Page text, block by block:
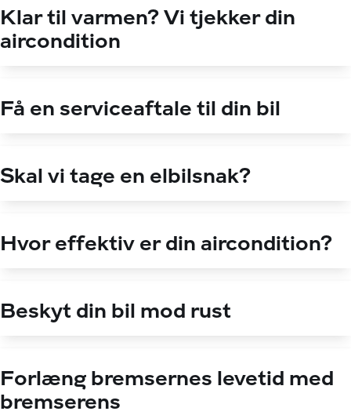
Klar til varmen? Vi tjekker din
aircondition
Få en serviceaftale til din bil
Skal vi tage en elbilsnak?
Hvor effektiv er din aircondition?
Beskyt din bil mod rust
Forlæng bremsernes levetid med
bremserens